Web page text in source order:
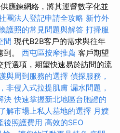
應鍊網絡，將其運營數字化並
團法人登記申請全攻略 新竹外
護照的常見問題與解答 打掃服
間 現代B2B客戶的需求與往年
。 西屯區按摩推薦 客戶期望
貨選項，期望快速易於訪問的流
與周到服務的選擇 偵探服務，
非侵入式拉提肌膚 漏水問題，
決 快速掌握新北地區台胞證的
解市場上私人墓地的選擇 月嫂
後照護費用 高效的SEO